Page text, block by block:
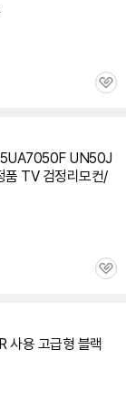
관
UN50J
TV 검정리모컨/
관
사용 고급형 블랙